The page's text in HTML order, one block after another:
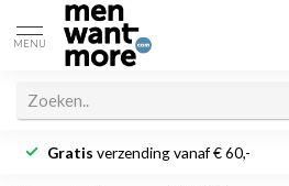
MENU
Gratis verzending vanaf € 60,-